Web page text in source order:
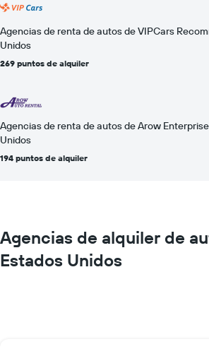
Agencias de renta de autos de VIPCars
Unidos
269 puntos de alquiler
Agencias de renta de autos de Arow
Unidos
194 puntos de alquiler
Agencias de alquiler de
Estados Unidos